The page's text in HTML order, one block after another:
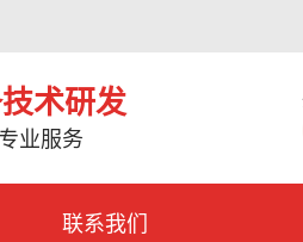
术研发
业服务
联系我们